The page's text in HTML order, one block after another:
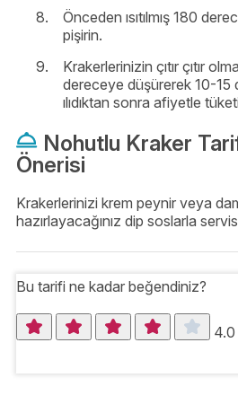
Önceden ısıtılmış 180
pişirin.
Krakerlerinizin çıtır çıtır
dereceye düşürerek 10-15
ılıdıktan sonra afiyetle
Nohutlu Kraker
Önerisi
Krakerlerinizi krem peynir veya
hazırlayacağınız dip soslarla
Bu tarifi ne kadar beğendiniz?
4.0